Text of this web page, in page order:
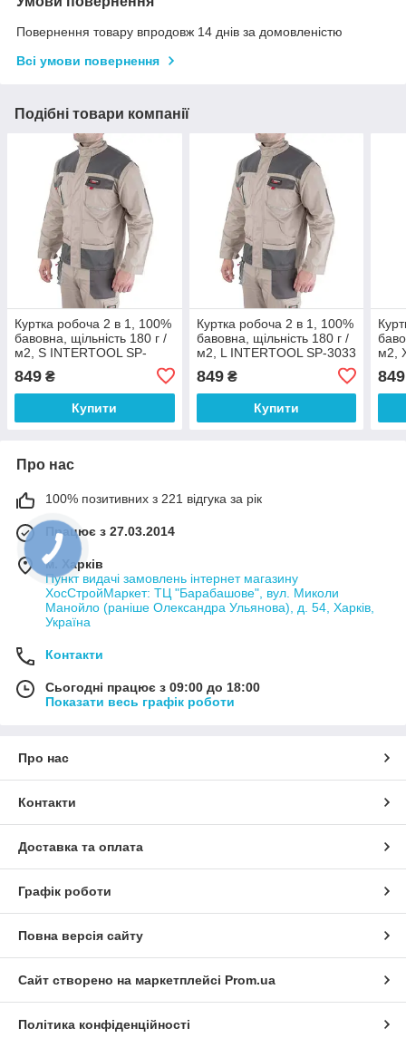
Повернення товару впродовж 14 днів за домовленістю
Всі умови повернення
Подібні товари компанії
Куртка робоча 2 в 1, 100%
бавовна, щільність 180 г /
м2, S INTERTOOL SP-
849 ₴
Купити
Куртка робоча 2 в 1, 100%
бавовна, щільність 180 г /
м2, L INTERTOOL SP-3033
849₴
Купити
м2,
849
Про нас
100% позитивних з 221 відгука за рік
Працює з 27.03.2014
м. Харків
Пункт видачі замовлень інтернет магазину
ХосСтройМаркет: ТЦ "Барабашове", вул. Миколи
Манойло (раніше Олександра Ульянова), д. 54, Харків,
Україна
Контакти
Сьогодні працює з 09:00 до 18:00
Показати весь графік роботи
Про нас
Контакти
Доставка та оплата
Графік роботи
Повна версія сайту
Сайт створено на маркетплейсі Prom.ua
Політика конфіденційності